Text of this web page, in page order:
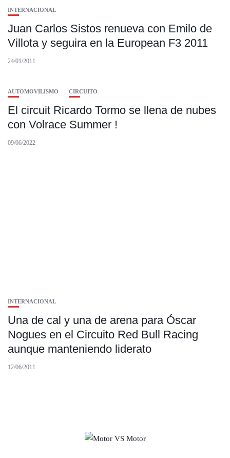
INTERNACIONAL
Juan Carlos Sistos renueva con Emilo de
Villota y seguira en la European F3 2011
24/01/2011
AUTOMOVILISMO CIRCUITO
El circuit Ricardo Tormo se llena de nubes
con Volrace Summer !
09/06/2022
INTERNACIONAL
Una de cal y una de arena para Óscar
Nogues en el Circuito Red Bull Racing
aunque manteniendo liderato
12/06/2011